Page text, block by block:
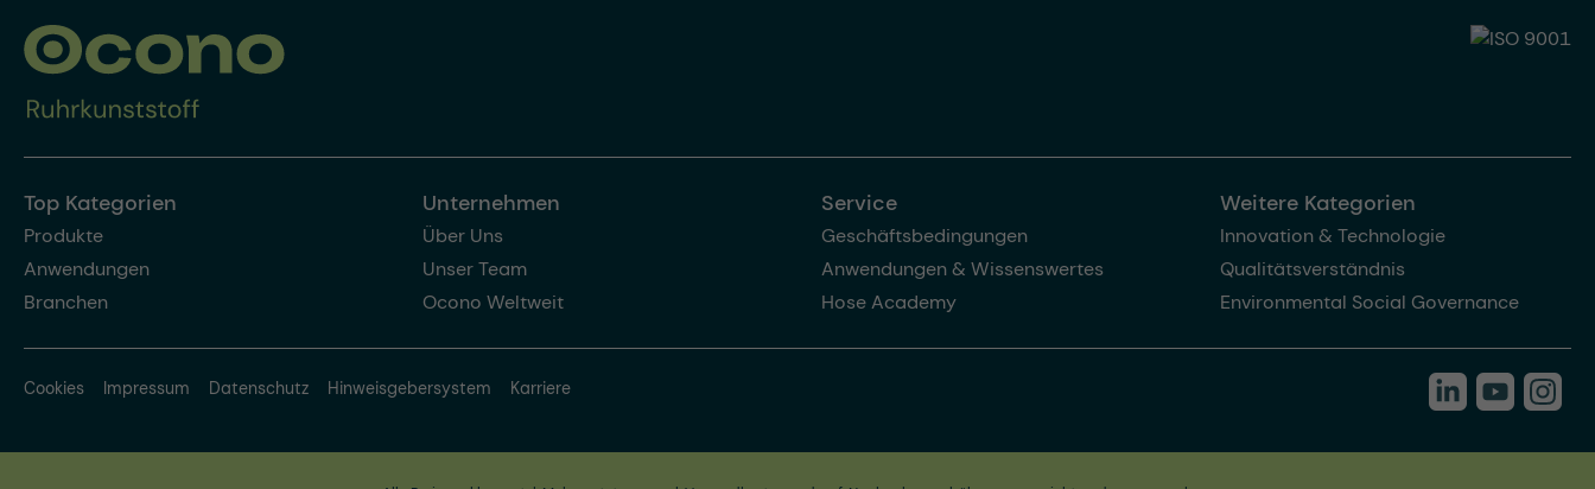
Top Kategorien
Produkte
Anwendungen
Branchen
Unternehmen
Über Uns
Unser Team
Ocono Weltweit
Service
Geschäftsbedingungen
Anwendungen & Wissenswertes
Hose Academy
Weitere Kategorien
Innovation & Technologie
Qualitätsverständnis
Environmental Social Governance
Cookies Impressum Datenschutz Hinweisgebersystem Karriere